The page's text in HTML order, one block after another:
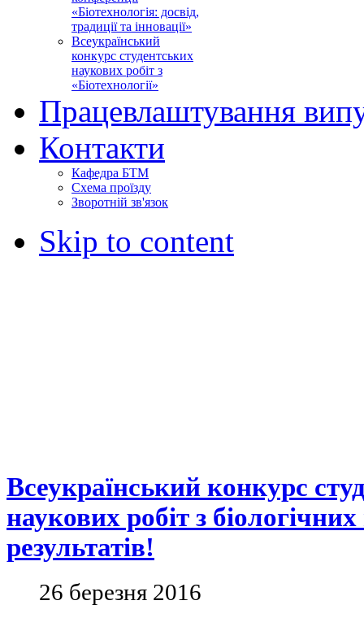
«Біотехнологія: досвід,
традиції та інновації»
Всеукраїнський
конкурс студентських
наукових робіт з
«Біотехнології»
Працевлаштування
Контакти
Кафедра БТМ
Схема проїзду
Зворотній зв'язок
Skip to content
Всеукраїнський конкурс
наукових робіт з
результатів!
26 березня 2016